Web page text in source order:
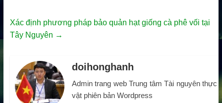
Xác định phương pháp bảo quản hạt giống cà phê vối tại
Tây Nguyên →
doihonghanh
Admin trang web Trung tâm Tài nguyên thực
vật phiên bản Wordpress